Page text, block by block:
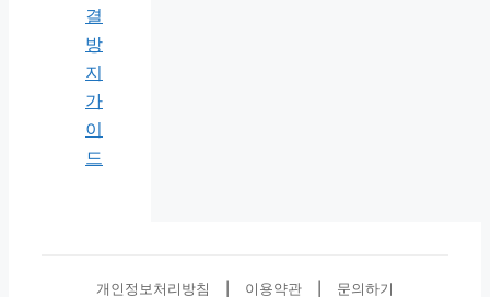
결
방
지
가
이
드
개인정보처리방침 이용약관 문의하기